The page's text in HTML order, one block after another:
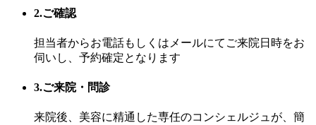
2.ご確認
担当者からお電話もしくはメールにてご来院日時をお
伺いし、予約確定となります
3.ご来院・問診
来院後、美容に精通した専任のコンシェルジュが、簡